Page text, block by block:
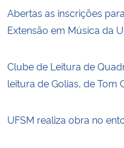
Abertas as inscrições
Extensão em Música da
Clube de Leitura de
leitura de Golias, de Tom
UFSM realiza obra no